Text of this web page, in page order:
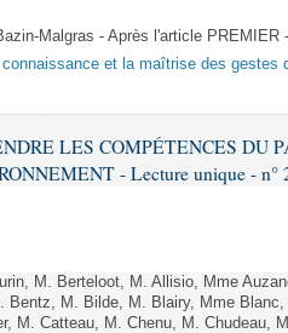
lois
lois
Malgras - Après l'article PREMIER
et la maîtrise des gestes
LES COMPÉTENCES DU
- Lecture unique - n°
M. Berteloot, M. Allisio, Mme
Bentz, M. Bilde, M. Blairy, Mme
M. Catteau, M. Chenu, M. Chudeau,